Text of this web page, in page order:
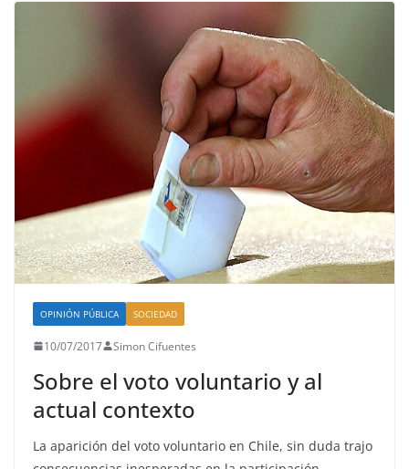
OPINIÓN PÚBLICA SOCIEDAD
10/07/2017 Simon Cifuentes
Sobre el voto voluntario y al
actual contexto
La aparición del voto voluntario en Chile, sin duda trajo